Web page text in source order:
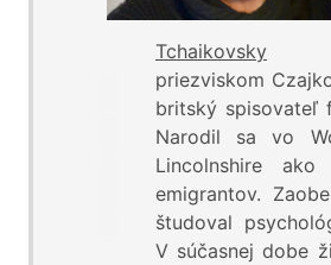
Tchaikovsky
priezviskom
britský spisovateľ
Narodil sa vo
Lincolnshire
emigrantov.
študoval
V súčasnej dobe